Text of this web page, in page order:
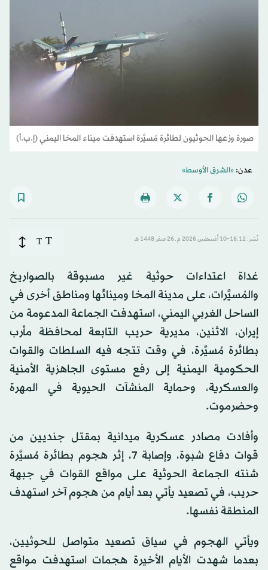
صورة وزعها الحوثيون لطائرة مُسيَّرة استهدفت ميناء المخا اليمني (إ.ب.أ)
عدن:«الشرق الأوسط»
نُشر: 16:12-10 أغسطس 2026 م ـ 26 صفَر 1448 هـ T
T
غداة اعتداءات حوثية غير مسبوقة بالصواريخ
والمُسيَّرات، على مدينة المخا ومينائها ومناطق أخرى في
الساحل الغربي اليمني، استهدفت الجماعة المدعومة من
إيران، الاثنين، مديرية حريب التابعة لمحافظة مأرب
بطائرة مُسيَّرة، في وقت تتجه فيه السلطات والقوات
الحكومية اليمنية إلى رفع مستوى الجاهزية الأمنية
والعسكرية، وحماية المنشآت الحيوية في المهرة
وحضرموت.
وأفادت مصادر عسكرية ميدانية بمقتل جنديين من
قوات دفاع شبوة، وإصابة 7، إثر هجوم بطائرة مُسيَّرة
شنته الجماعة الحوثية على مواقع القوات في جبهة
حريب، في تصعيد يأتي بعد أيام من هجوم آخر استهدف
المنطقة نفسها.
ويأتي الهجوم في سياق تصعيد متواصل للحوثيين،
بعدما شهدت الأيام الأخيرة هجمات استهدفت مواقع